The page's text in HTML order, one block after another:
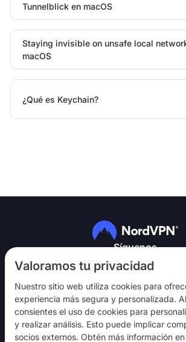
Valoramos tu privacidad
Nuestro sitio web utiliza cookies para
experiencia más segura y personalizada.
consientes el uso de cookies para
y realizar análisis. Esto puede implicar
socios externos. Obtén más información
Tunnelblick en macOS
Staying invisible on unsafe local
macOS
¿Qué es Keychain?
Síguenos
NordVPN